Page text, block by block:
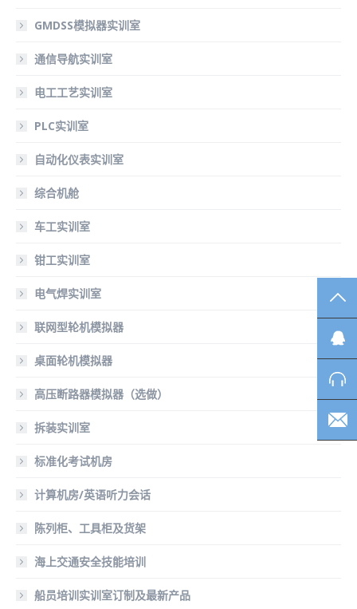
GMDSS模拟器实训室
通信导航实训室
电工工艺实训室
PLC实训室
自动化仪表实训室
综合机舱
车工实训室
钳工实训室
电气焊实训室
联网型轮机模拟器
桌面轮机模拟器
高压断路器模拟器（选做）
拆装实训室
标准化考试机房
计算机房/英语听力会话
陈列柜、工具柜及货架
海上交通安全技能培训
船员培训实训室订制及最新产品